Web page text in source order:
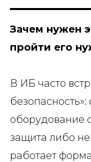
Зачем нужен
пройти его
В ИБ часто
безопасность»:
оборудование
защита либо
работает